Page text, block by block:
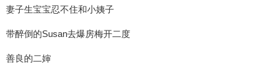
妻子生宝宝忍不住和小姨子
带醉倒的Susan去爆房梅开二度
善良的二婶